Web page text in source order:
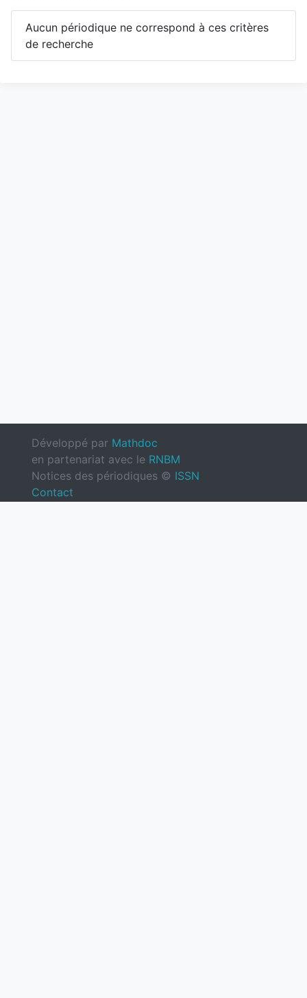
Aucun périodique ne correspond à ces critères
de recherche
Développé par Mathdoc
en partenariat avec le RNBM
Notices des périodiques © ISSN
Contact